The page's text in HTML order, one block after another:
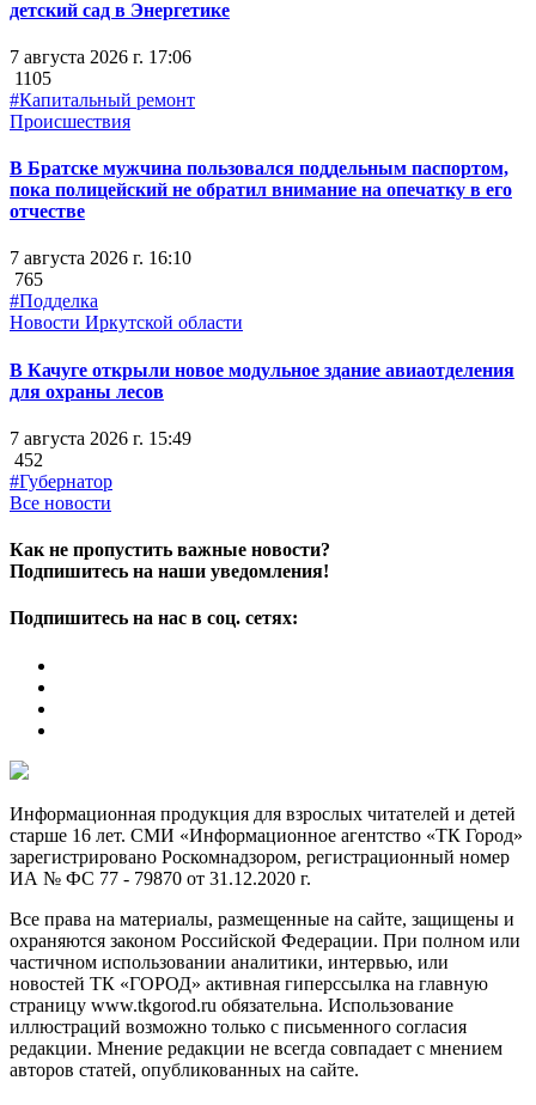
детский сад в Энергетике
7 августа 2026 г. 17:06
1105
#Капитальный ремонт
Происшествия
В Братске мужчина пользовался поддельным паспортом,
пока полицейский не обратил внимание на опечатку в его
отчестве
7 августа 2026 г. 16:10
765
#Подделка
Новости Иркутской области
В Качуге открыли новое модульное здание авиаотделения
для охраны лесов
7 августа 2026 г. 15:49
452
#Губернатор
Все новости
Как не пропустить важные новости?
Подпишитесь на наши уведомления!
Подпишитесь на нас в соц. сетях:
Информационная продукция для взрослых читателей и детей
старше 16 лет. СМИ «Информационное агентство «ТК Город»
зарегистрировано Роскомнадзором, регистрационный номер
ИА № ФС 77 - 79870 от 31.12.2020 г.
Все права на материалы, размещенные на сайте, защищены и
охраняются законом Российской Федерации. При полном или
частичном использовании аналитики, интервью, или
новостей ТК «ГОРОД» активная гиперссылка на главную
страницу www.tkgorod.ru обязательна. Использование
иллюстраций возможно только с письменного согласия
редакции. Мнение редакции не всегда совпадает с мнением
авторов статей, опубликованных на сайте.